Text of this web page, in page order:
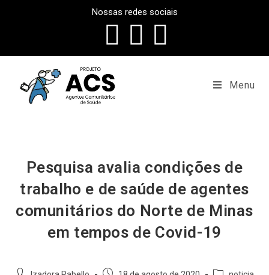
Nossas redes sociais
Menu
Pesquisa avalia condições de
trabalho e de saúde de agentes
comunitários do Norte de Minas
em tempos de Covid-19